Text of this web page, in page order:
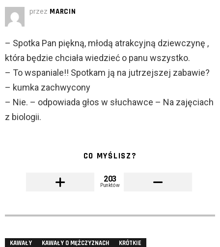
przez MARCIN
– Spotka Pan piękną, młodą atrakcyjną dziewczynę ,
która będzie chciała wiedzieć o panu wszystko.
– To wspaniale!! Spotkam ją na jutrzejszej zabawie?
– kumka zachwycony
– Nie. – odpowiada głos w słuchawce – Na zajęciach
z biologii.
CO MYŚLISZ?
203
Punktów
KAWAŁY KAWAŁY O MĘŻCZYZNACH KRÓTKIE